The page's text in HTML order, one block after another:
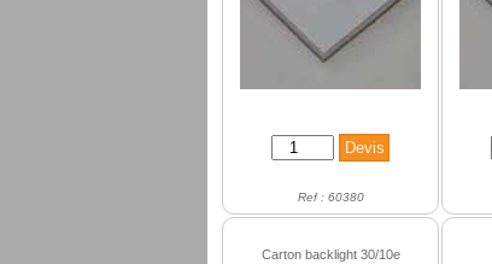
Ref : 60380
Carton backlight 30/10e